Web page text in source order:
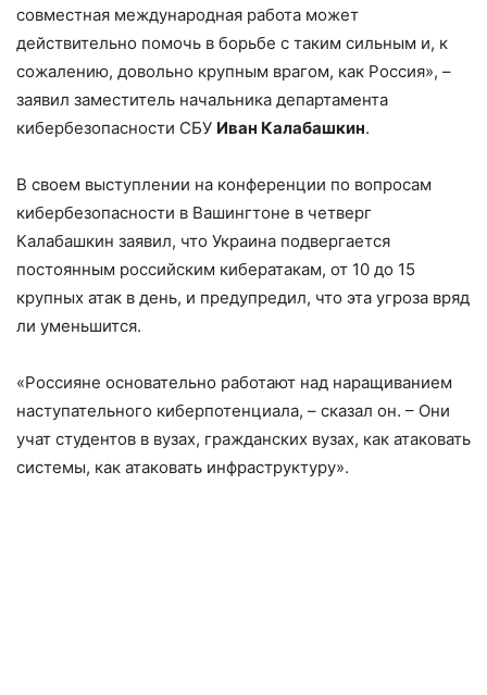
совместная международная работа может
действительно помочь в борьбе с таким сильным и, к
сожалению, довольно крупным врагом, как Россия», –
заявил заместитель начальника департамента
кибербезопасности СБУ Иван Калабашкин.
В своем выступлении на конференции по вопросам
кибербезопасности в Вашингтоне в четверг
Калабашкин заявил, что Украина подвергается
постоянным российским кибератакам, от 10 до 15
крупных атак в день, и предупредил, что эта угроза вряд
ли уменьшится.
«Россияне основательно работают над наращиванием
наступательного киберпотенциала, – сказал он. – Они
учат студентов в вузах, гражданских вузах, как атаковать
системы, как атаковать инфраструктуру».